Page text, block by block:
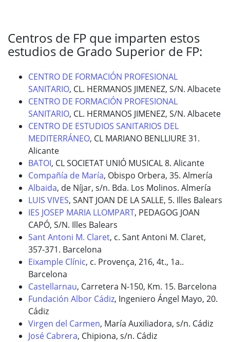
Centros de FP que imparten estos
estudios de Grado Superior de FP:
CENTRO DE FORMACIÓN PROFESIONAL
SANITARIO, CL. HERMANOS JIMENEZ, S/N. Albacete
CENTRO DE FORMACIÓN PROFESIONAL
SANITARIO, CL. HERMANOS JIMENEZ, S/N. Albacete
CENTRO DE ESTUDIOS SANITARIOS DEL
MEDITERRÁNEO, CL MARIANO BENLLIURE 31.
Alicante
BATOI, CL SOCIETAT UNIÓ MUSICAL 8. Alicante
Compañía de María, Obispo Orbera, 35. Almería
Albaida, de Níjar, s/n. Bda. Los Molinos. Almería
LUIS VIVES, SANT JOAN DE LA SALLE, 5. Illes Balears
IES JOSEP MARIA LLOMPART, PEDAGOG JOAN
CAPÓ, S/N. Illes Balears
Sant Antoni M. Claret, c. Sant Antoni M. Claret,
357-371. Barcelona
Eixample Clínic, c. Provença, 216, 4t., 1a..
Barcelona
Castellarnau, Carretera N-150, Km. 15. Barcelona
Fundación Albor Cádiz, Ingeniero Ángel Mayo, 20.
Cádiz
Virgen del Carmen, María Auxiliadora, s/n. Cádiz
José Cabrera, Chipiona, s/n. Cádiz